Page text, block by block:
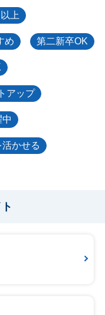
上
め 第二新卒OK
アップ
かせる